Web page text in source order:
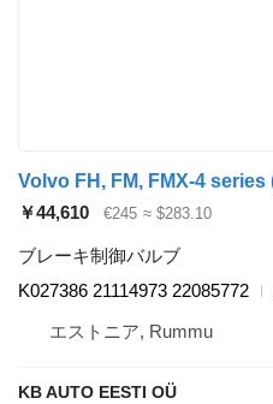
￥44,610 €245 ≈ $283.10
ブレーキ制御バルブ
K027386 21114973 22085772
エストニア, Rummu
KB AUTO EESTI OÜ